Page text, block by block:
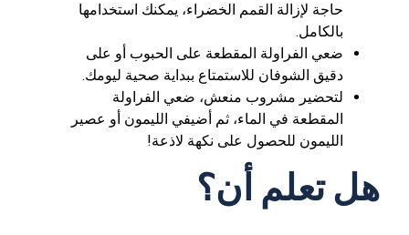
حاجة لإزالة القمم الخضراء، يمكنك استخدامها
بالكامل.
ضعي الفراولة المقطعة على الحبوب أو على
دقيق الشوفان للاستمتاع ببداية صحية ليومك.
لتحضير مشروب منعش، ضعي الفراولة
المقطعة في الماء، ثم أضيفي الليمون أو عصير
الليمون للحصول على نكهة لاذعة!
هل تعلم أن؟